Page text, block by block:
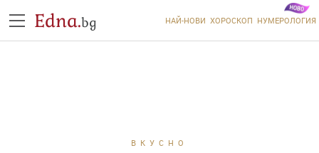
Edna.bg НАЙ-НОВИ ХОРОСКОП НУМЕРОЛОГИЯ
ВКУСНО